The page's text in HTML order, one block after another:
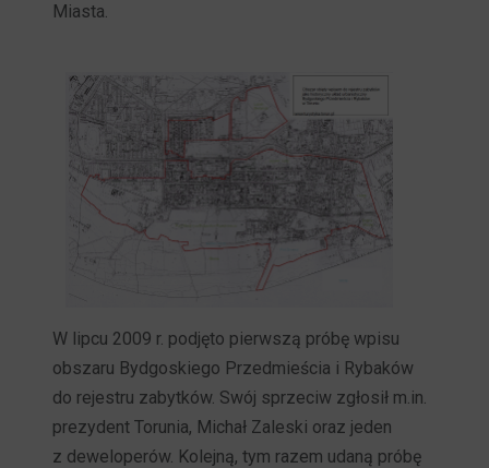
Miasta.
W lipcu 2009 r. podjęto pierwszą próbę wpisu
obszaru Bydgoskiego Przedmieścia i Rybaków
do rejestru zabytków. Swój sprzeciw zgłosił m.in.
prezydent Torunia, Michał Zaleski oraz jeden
z deweloperów. Kolejną, tym razem udaną próbę